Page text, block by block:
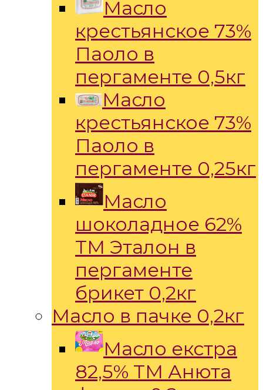
Масло
крестьянское 73%
Паоло в
пергаменте 0,5кг
Масло
крестьянское 73%
Паоло в
пергаменте 0,25кг
Масло
шоколадное 62%
ТМ Эталон в
пергаменте
брикет 0,2кг
Масло в пачке 0,2кг
Масло екстра
82,5% ТМ Анюта